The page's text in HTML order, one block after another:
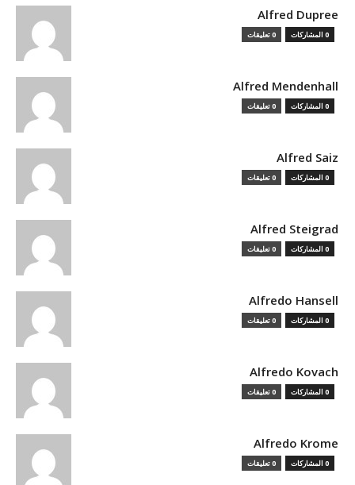
Alfred Dupree
0 المشاركات 0 تعليقات
Alfred Mendenhall
0 المشاركات 0 تعليقات
Alfred Saiz
0 المشاركات 0 تعليقات
Alfred Steigrad
0 المشاركات 0 تعليقات
Alfredo Hansell
0 المشاركات 0 تعليقات
Alfredo Kovach
0 المشاركات 0 تعليقات
Alfredo Krome
0 المشاركات 0 تعليقات